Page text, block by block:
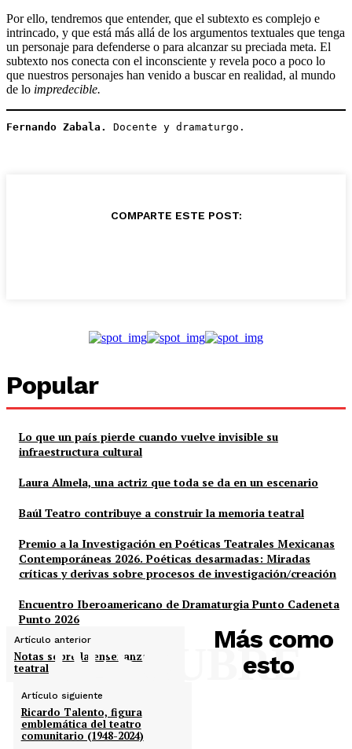
Por ello, tendremos que entender, que el subtexto es complejo e
intrincado, y que está más allá de los argumentos textuales que tenga
un personaje para defenderse o para alcanzar su preciada meta. El
subtexto nos conecta con el inconsciente y revela poco a poco lo
que nuestros personajes han venido a buscar en realidad, al mundo
de lo impredecible.
Fernando Zabala. Docente y dramaturgo.
COMPARTE ESTE POST:
Popular
Lo que un país pierde cuando vuelve invisible su
infraestructura cultural
Laura Almela, una actriz que toda se da en un escenario
Baúl Teatro contribuye a construir la memoria teatral
Premio a la Investigación en Poéticas Teatrales Mexicanas
Contemporáneas 2026. Poéticas desarmadas: Miradas
críticas y derivas sobre procesos de investigación/creación
Encuentro Iberoamericano de Dramaturgia Punto Cadeneta
Punto 2026
Artículo anterior
Notas sobre la enseñanza
teatral
Artículo siguiente
Ricardo Talento, figura
emblemática del teatro
comunitario (1948-2024)
Más como
esto
DESCUBRE